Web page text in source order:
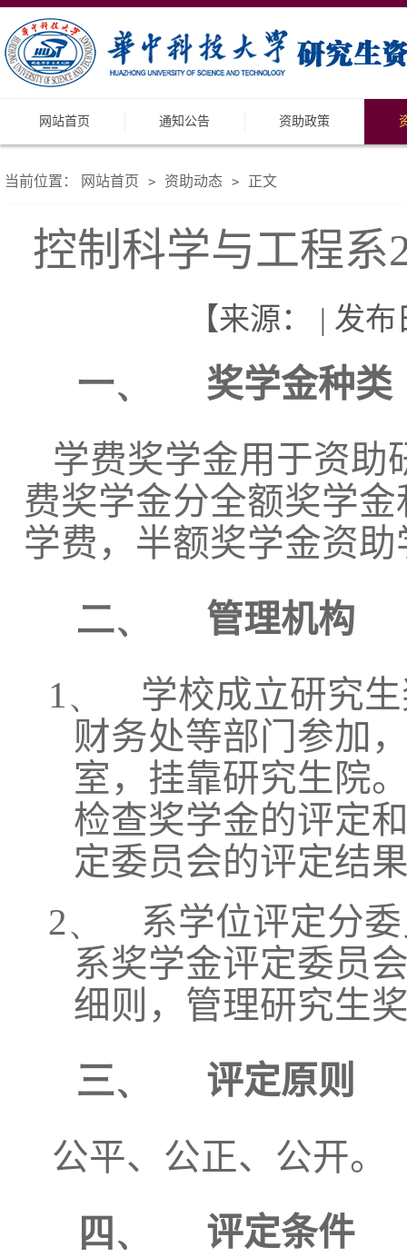
网站首页 通知公告 资助政策
当前位置： 网站首页 > 资助动态 > 正文
控制科学与工程系
【来源： | 发
一、
奖学金种类
学费奖学金用于资助
费奖学金分全额奖学
学费，半额奖学金资
二、
管理机构
1、
学校成立研究
财务处等部门参加
室，挂靠研究生院
检查奖学金的评定
定委员会的评定结
2、
系学位评定分
系奖学金评定委员
细则，管理研究生
三、
评定原则
公平、公正、公开。
四、
评定条件